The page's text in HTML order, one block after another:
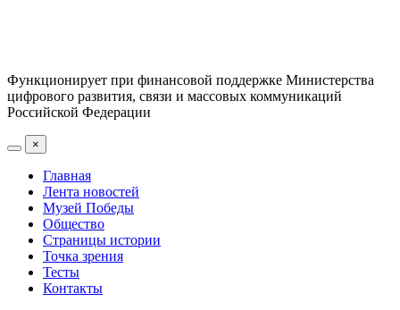
Функционирует при финансовой поддержке Министерства
цифрового развития, связи и массовых коммуникаций
Российской Федерации
×
Главная
Лента новостей
Музей Победы
Общество
Страницы истории
Точка зрения
Тесты
Контакты